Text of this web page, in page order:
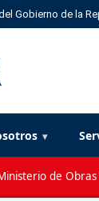
Gobierno de la
de